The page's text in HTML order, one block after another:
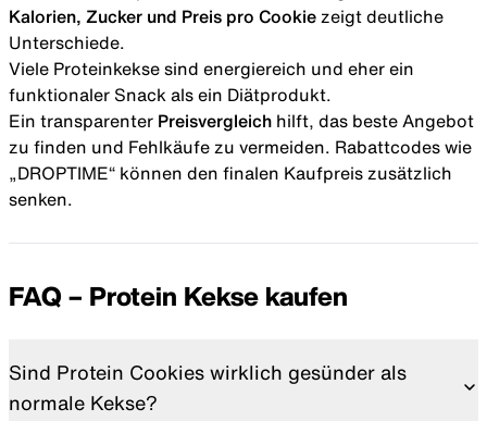
Kalorien, Zucker und Preis pro Cookie zeigt deutliche
Unterschiede.
Viele Proteinkekse sind energiereich und eher ein
funktionaler Snack als ein Diätprodukt.
Ein transparenter Preisvergleich hilft, das beste Angebot
zu finden und Fehlkäufe zu vermeiden. Rabattcodes wie
„DROPTIME“ können den finalen Kaufpreis zusätzlich
senken.
FAQ – Protein Kekse kaufen
Sind Protein Cookies wirklich gesünder als
normale Kekse?